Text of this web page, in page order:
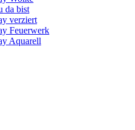
da bist
verziert
Feuerwerk
Aquarell